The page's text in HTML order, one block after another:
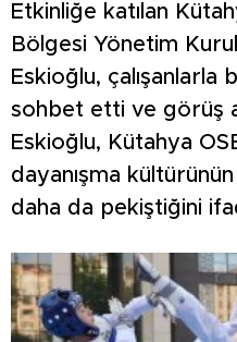
Etkinliğe katılan
Bölgesi Yönetim
Eskioğlu,
sohbet etti ve görüş
Eskioğlu, Kütahya
dayanışma
daha da pekiştiğini